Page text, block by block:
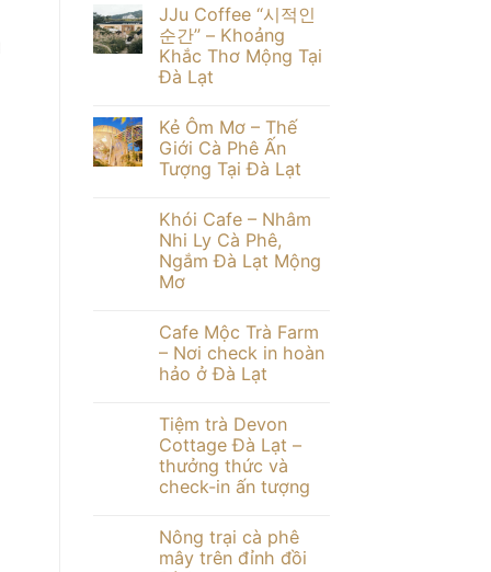
tốt
Lạt
Điểm
đến
nghỉ
dưỡng
lý
bình
luận
ở
Kinh
nghiệm
du
Lạt
tháng
3
chi
tiết
JJu Coffee “시적인
순간” – Khoảng
Khắc Thơ Mộng Tại
Đà Lạt
bình
luận
ở
JJu
적
인
순
간”
–
Khoảng
Mộng
Tại
Đà
Lạt
Kẻ Ôm Mơ – Thế
Giới Cà Phê Ấn
Tượng Tại Đà Lạt
bình
luận
ở
Kẻ
Ôm
Mơ
Giới
Phê
Ấn
Đà
Lạt
Khói Cafe – Nhâm
Nhi Ly Cà Phê,
Ngắm Đà Lạt Mộng
Mơ
bình
luận
Khói
Nhâm
Nhi
Ly
Cà
Phê,
Ngắm
Mộng
Mơ
Cafe Mộc Trà Farm
– Nơi check in hoàn
hảo ở Đà Lạt
bình
luận
ở
Cafe
Mộc
Trà
Nơi
check
in
Tiệm trà Devon
Cottage Đà Lạt –
thưởng thức và
check-in ấn tượng
bình
luận
ở
Nông trại cà phê
mây trên đỉnh đồi